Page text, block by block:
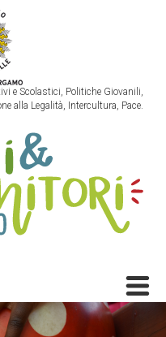
e Scolastici, Politiche Giovanili,
alla Legalità, Intercultura, Pace.